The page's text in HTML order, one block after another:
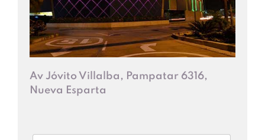
Av Jóvito Villalba, Pampatar 6316,
Nueva Esparta